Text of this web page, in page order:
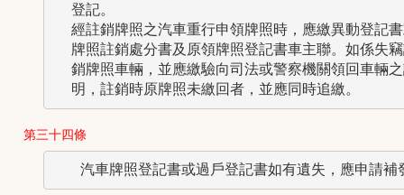
  登記。
經註銷牌照之汽車重行申領牌照時，應繳異動登記
牌照註銷處分書及原領牌照登記書車主聯。如係失
銷牌照車輛，並應繳驗向司法或警察機關領回車輛
第三十四條